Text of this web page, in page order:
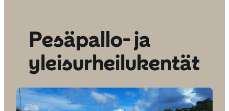
Pesäpallo- ja
yleisurheilukentät